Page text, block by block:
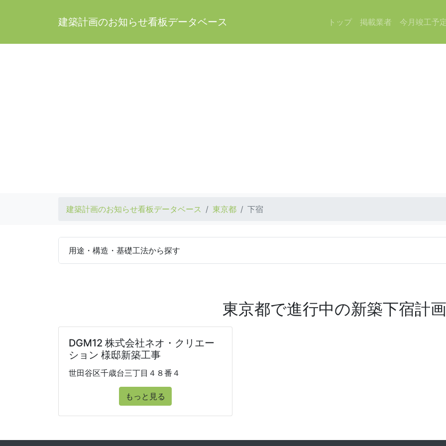
建築計画のお知らせ看板データベース トップ 掲載業者 今月竣工予
建築計画のお知らせ看板データベース 東京都 下宿
用途・構造・基礎工法から探す
東京都で進行中の新築下宿計画
DGM12 株式会社ネオ・クリエー
ション 様邸新築工事
世田谷区千歳台三丁目４８番４
もっと見る